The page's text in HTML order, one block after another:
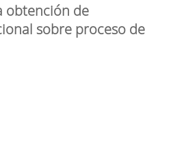
obtención de
sobre proceso de